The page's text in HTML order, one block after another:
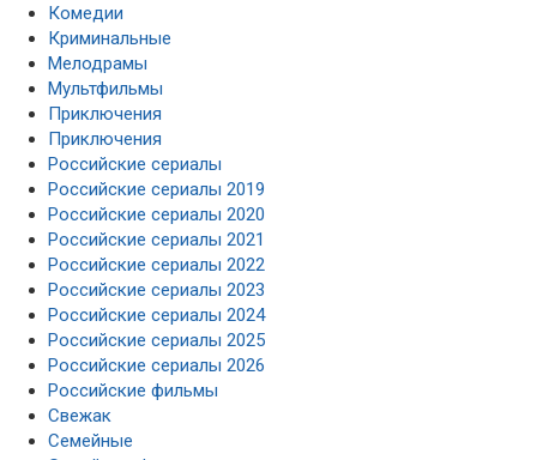
Комедии
Криминальные
Мелодрамы
Мультфильмы
Приключения
Приключения
Российские сериалы
Российские сериалы 2019
Российские сериалы 2020
Российские сериалы 2021
Российские сериалы 2022
Российские сериалы 2023
Российские сериалы 2024
Российские сериалы 2025
Российские сериалы 2026
Российские фильмы
Свежак
Семейные